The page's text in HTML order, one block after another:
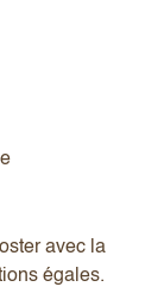
avec la
égales.